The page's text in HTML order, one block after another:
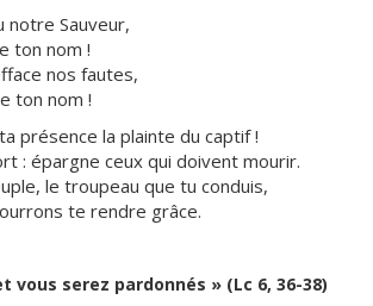
notre Sauveur,
ton nom !
nos fautes,
ton nom !
présence la plainte du captif !
: épargne ceux qui doivent mourir.
le troupeau que tu conduis,
te rendre grâce.
vous serez pardonnés » (Lc 6, 36-38)